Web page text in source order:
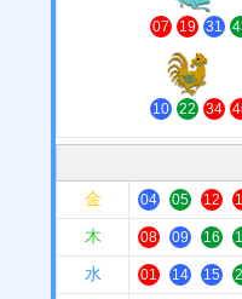
07 19 31
10 22 34
金
04 05 12
木 08 09 16
水 01 14 15